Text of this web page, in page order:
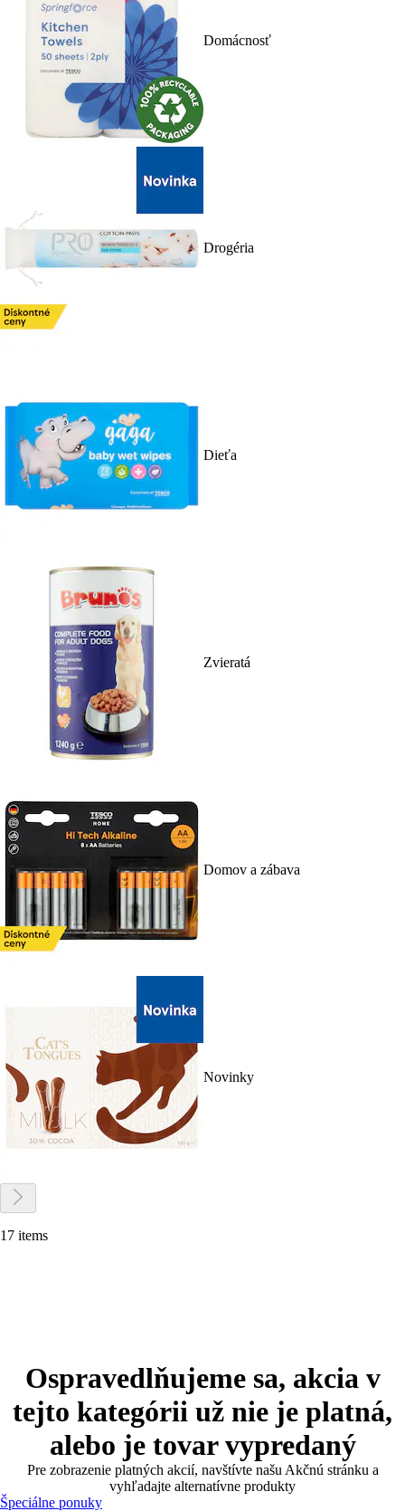
Domácnosť
Drogéria
Dieťa
Zvieratá
Domov a zábava
Novinky
17 items
Ospravedlňujeme sa, akcia v
tejto kategórii už nie je platná,
alebo je tovar vypredaný
Pre zobrazenie platných akcií, navštívte našu Akčnú stránku a
vyhľadajte alternatívne produkty
Špeciálne ponuky